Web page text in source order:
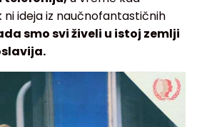
ni ideja iz naučnofantastičnih
smo svi živeli u istoj zemlji